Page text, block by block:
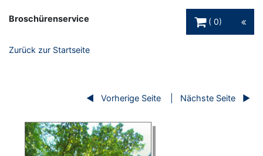
Broschürenservice
0
Zurück zur Startseite
Vorherige Seite Nächste Seite